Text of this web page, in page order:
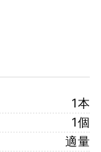
1本
1個
適量